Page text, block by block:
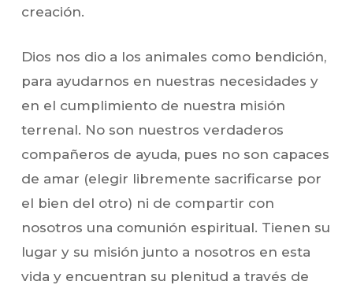
creación.
Dios nos dio a los animales como bendición,
para ayudarnos en nuestras necesidades y
en el cumplimiento de nuestra misión
terrenal. No son nuestros verdaderos
compañeros de ayuda, pues no son capaces
de amar (elegir libremente sacrificarse por
el bien del otro) ni de compartir con
nosotros una comunión espiritual. Tienen su
lugar y su misión junto a nosotros en esta
vida y encuentran su plenitud a través de